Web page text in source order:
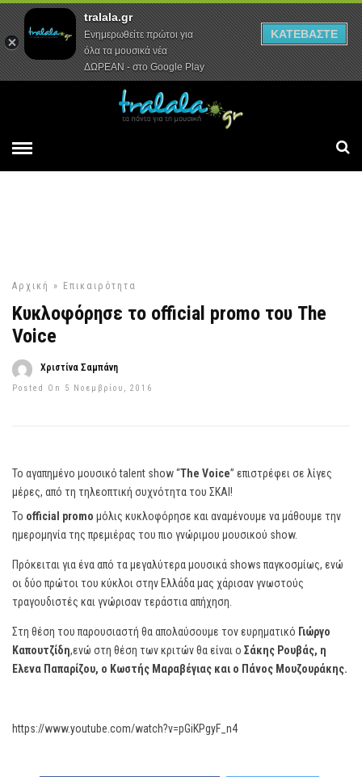
Αρχική Συνεντεύξεις Ρεπορτάζ
Αρχική » Επικαιρότητα
Κυκλοφόρησε το official promo του The
Voice
Χριστίνα Σαμπάνη
Posted On 5 Νοεμβρίου, 2016
Το αγαπημένο μουσικό talent show “The Voice” επιστρέφει σε λίγες
μέρες, από τη τηλεοπτική συχνότητα του ΣΚΑΙ!
Το official promo μόλις κυκλοφόρησε και αναμένουμε να μάθουμε την
ημερομηνία της πρεμιέρας του πιο γνώριμου μουσικού show.
Πρόκειται για ένα από τα μεγαλύτερα μουσικά shows παγκοσμίως, ενώ
οι δύο πρώτοι του κύκλοι στην Ελλάδα μας χάρισαν γνωστούς
τραγουδιστές και γνώρισαν τεράστια απήχηση.
Στη θέση του παρουσιαστή θα απολαύσουμε τον ευρηματικό Γιώργο
Καπουτζίδη,ενώ στη θέση των κριτών θα είναι ο Σάκης Ρουβάς, η
Έλενα Παπαρίζου, ο Κωστής Μαραβέγιας και ο Πάνος Μουζουράκης.
https://www.youtube.com/watch?v=pGiKPgyF_n4
tralala.gr
Ενημερωθείτε πρώτοι για
όλα τα μουσικά νέα
ΔΩΡΕΑΝ - στο Google Play
ΚΑΤΕΒΑΣΤΕ